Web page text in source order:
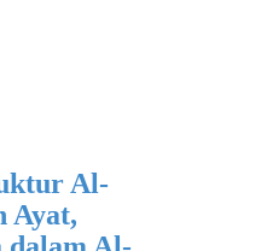
Al-
Ayat,